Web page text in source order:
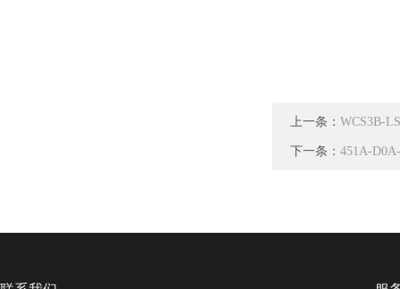
上一条： WCS3B-
下一条： 451A-